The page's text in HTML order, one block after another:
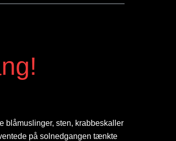
blåmuslinger, sten, krabbeskaller
på solnedgangen tænkte